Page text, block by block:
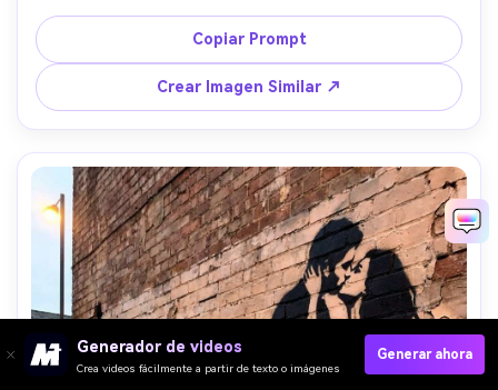
con bordes ásperos y recortados, un acento dorado
apagado en la medalla, fondo de muro de concreto
manchado, sutiles goteos de pintura, ambiente emotivo y
silencioso, composición vertical ajustada, lente de 85 mm,
poca profundidad de campo, iluminación suave
cinematográfica --ar 4:5
Copiar Prompt
Crear Imagen Similar ↗
Generador de videos
Crea videos fácilmente a partir de texto o imágenes
Generar ahora